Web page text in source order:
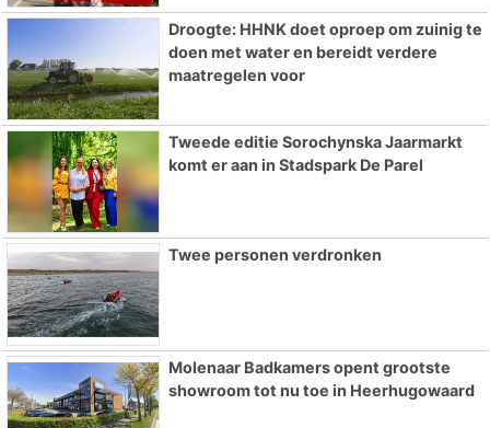
Droogte: HHNK doet oproep om zuinig te
doen met water en bereidt verdere
maatregelen voor
Tweede editie Sorochynska Jaarmarkt
komt er aan in Stadspark De Parel
Twee personen verdronken
Molenaar Badkamers opent grootste
showroom tot nu toe in Heerhugowaard